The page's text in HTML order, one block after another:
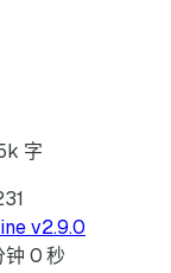
字
v2.9.0
钟 0 秒